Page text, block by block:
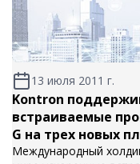
13 июля 2011 г.
Kontron
встраиваемые
G на трех новых
Международный